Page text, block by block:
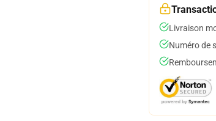
Livraison
Numéro de